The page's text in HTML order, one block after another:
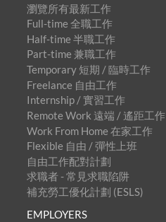
瀏覽所有最新工作
Full-time 全職工作
Half-time 半職工作
Part-time 兼職工作
Temporary 短期 / 臨時工作
Freelance 自由工作
Internship / 實習工作
Remote Work 遠端 / 遙距工作
Work From Home 在家工作
Flexible 自由 / 彈性上班
自由工作配對計劃
求職者 - 常見求職陷阱
補充勞工優化計劃 (ESLS)
EMPLOYERS